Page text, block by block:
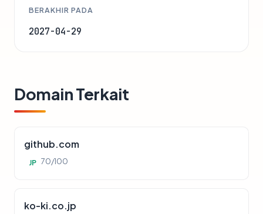
BERAKHIR PADA
2027-04-29
Domain Terkait
github.com
JP 70/100
ko-ki.co.jp